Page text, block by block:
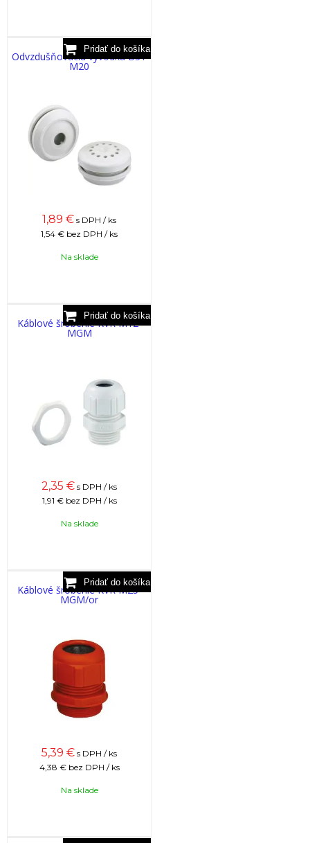
Odvzdušňovacia vývodka BST
M20
1,89 € s DPH / ks
1,54 € bez DPH / ks
Na sklade
Káblové šróbenie KVR M12-
MGM
2,35 € s DPH / ks
1,91 € bez DPH / ks
Na sklade
Káblové šróbenie KVR M25-
MGM/or
5,39 € s DPH / ks
4,38 € bez DPH / ks
Na sklade